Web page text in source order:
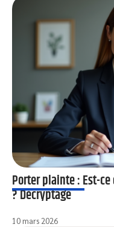
Porter plainte : Est-
? Décryptage
10 mars 2026